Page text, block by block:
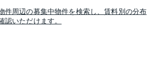
件周辺の募集中物件を検索し、賃料別の分布
認いただけます。